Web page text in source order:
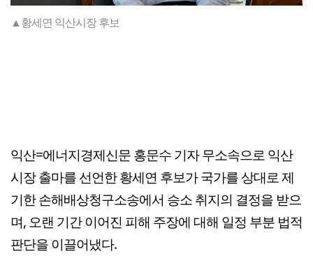
▲황세연 익산시장 후보
익산=에너지경제신문 홍문수 기자 무소속으로 익산
시장 출마를 선언한 황세연 후보가 국가를 상대로 제
기한 손해배상청구소송에서 승소 취지의 결정을 받으
며, 오랜 기간 이어진 피해 주장에 대해 일정 부분 법적
판단을 이끌어냈다.